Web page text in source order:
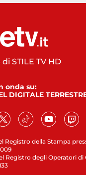
Registro della Stampa
Registro degli Operatori di
STILE TV HD
onda su:
DIGITALE